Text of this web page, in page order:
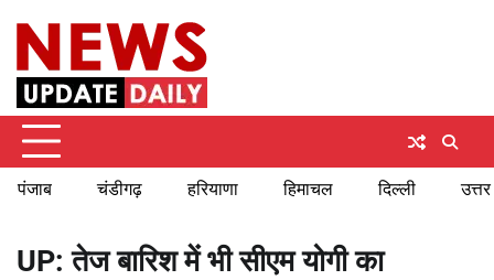
content
पंजाब चंडीगढ़ हरियाणा हिमाचल दिल्ली
UP: तेज बारिश में भी सीएम योगी का